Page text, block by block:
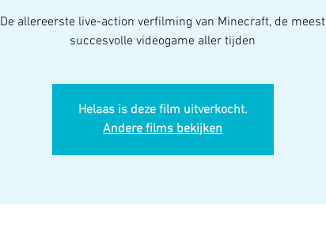
De allereerste live-action verfilming van Minecraft, de meest
Helaas is deze film uitverkocht.
Andere films bekijken